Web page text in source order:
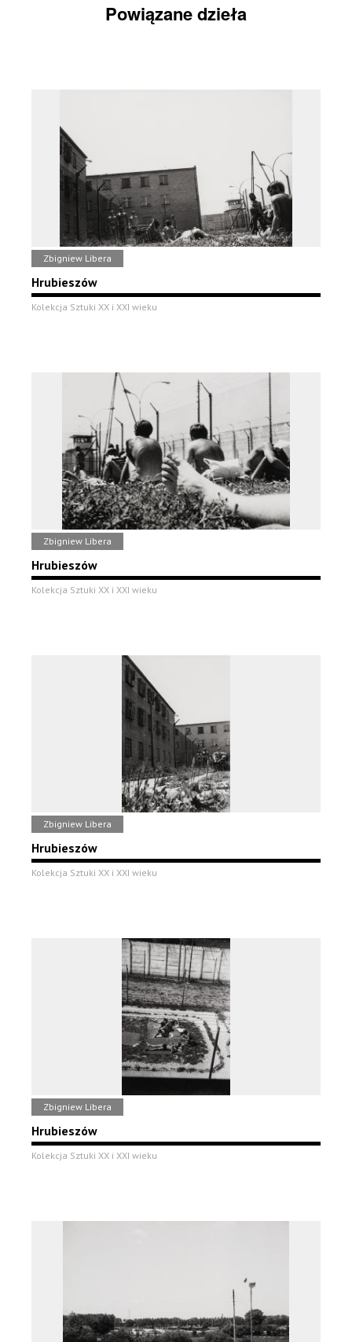
Powiązane dzieła
Zbigniew Libera
Hrubieszów
Kolekcja Sztuki XX i XXI wieku
Zbigniew Libera
Hrubieszów
Kolekcja Sztuki XX i XXI wieku
Zbigniew Libera
Hrubieszów
Kolekcja Sztuki XX i XXI wieku
Zbigniew Libera
Hrubieszów
Kolekcja Sztuki XX i XXI wieku